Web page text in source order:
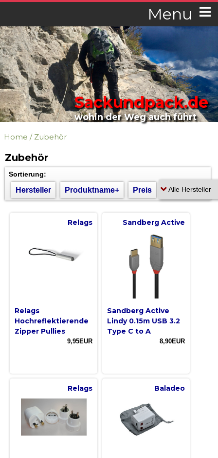
Menu
Sackundpack.de
wohin der Weg auch führt
Home / Zubehör
Zubehör
Sortierung:
Hersteller Produktname+ Preis
Relags
Relags
Hochreflektierende
Zipper Pullies
9,95EUR
Sandberg Active
Sandberg Active
Lindy 0.15m USB 3.2
Type C to A
8,90EUR
Relags Baladeo